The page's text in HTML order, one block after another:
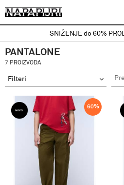
SNIŽENJE do 60%
Filteri
PANTALONE
7 PROIZVODA
60%